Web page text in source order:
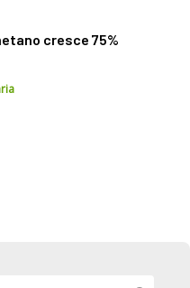
cresce 75%